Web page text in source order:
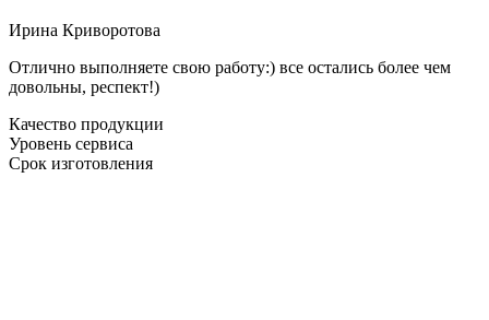
Ирина Криворотова
Отлично выполняете свою работу:) все остались более чем
довольны, респект!)
Качество продукции
Уровень сервиса
Срок изготовления